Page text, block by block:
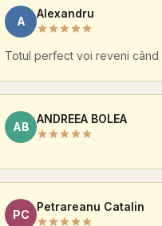
A
Alexandru
Totul perfect voi reveni când
AB
ANDREEA BOLEA
PC
Petrareanu Catalin